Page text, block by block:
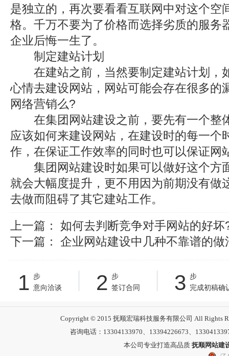
是独立的，再次要看看互联网中对这个空
格。千万不要为了价格而选择劣质的服务
企业后悔一生了。
制定建站计划
在建站之前，当然要制定建站计划，
心情去建设网站，网站可能会存在很多的
网络营销么?
在集团网站建设之前，要先有一个整
应该如何来建设网站，在建设时的每一个
作，在保证工作效率的同时也可以保证网
集团网站建设时如果可以做好这个方
就会大幅度提升，更不用因为前期没有做
去做而阻碍了其它建站工作。
上一篇： 如何去判断竞争对手网站的好坏
下一篇： 企业网站建设中几种不靠谱的做
1 步
意向洽谈
2 步
签订合同
3 步
完成初稿确
Copyright © 2015 抚顺宏瑞科技服务有限公司 All Rights
咨询电话：13304133970、13394226673、
本公司专业打造高品质 抚顺网站建